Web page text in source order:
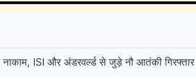
ISI और अंडरवर्ल्ड से जुड़े नौ आतंकी गिरफ्तार